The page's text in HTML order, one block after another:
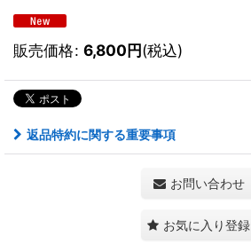
販売価格: 6,800円(税込)
返品特約に関する重要事項
お問い合わせ
お気に入り登録